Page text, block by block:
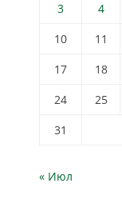
3
4
10
11
17
18
24
25
31
« Июл